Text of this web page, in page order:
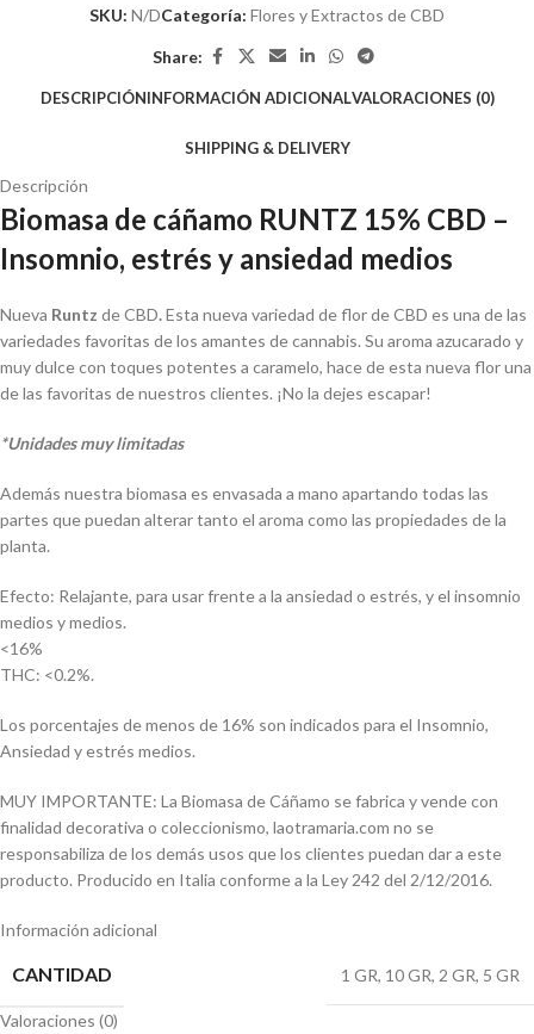
SKU: N/DCategoría: Flores y Extractos de CBD
Share:
DESCRIPCIÓNINFORMACIÓN ADICIONALVALORACIONES (0)
SHIPPING & DELIVERY
Descripción
Biomasa de cáñamo RUNTZ 15% CBD –
Insomnio, estrés y ansiedad medios
Nueva Runtz de CBD.Esta nueva variedad de flor de CBD es una de las
variedades favoritas de los amantes de cannabis. Su aroma azucarado y
muy dulce con toques potentes a caramelo, hace de esta nueva flor una
de las favoritas de nuestros clientes. ¡No la dejes escapar!
*Unidades muy limitadas
Además nuestra biomasa es envasada a mano apartando todas las
partes que puedan alterar tanto el aroma como las propiedades de la
planta.
Efecto: Relajante, para usar frente a la ansiedad o estrés, y el insomnio
medios y medios.
<16%
THC: <0.2%.
Los porcentajes de menos de 16% son indicados para el Insomnio,
Ansiedad y estrés medios.
MUY IMPORTANTE: La Biomasa de Cáñamo se fabrica y vende con
finalidad decorativa o coleccionismo, laotramaria.com no se
responsabiliza de los demás usos que los clientes puedan dar a este
producto. Producido en Italia conforme a la Ley 242 del 2/12/2016.
Información adicional
CANTIDAD 1 GR, 10 GR, 2 GR, 5 GR
Valoraciones (0)